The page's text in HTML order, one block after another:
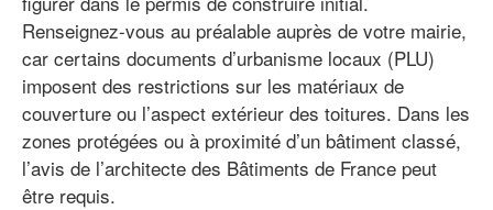
Renseignez-vous au préalable auprès de votre mairie,
car certains documents d’urbanisme locaux (PLU)
imposent des restrictions sur les matériaux de
couverture ou l’aspect extérieur des toitures. Dans les
zones protégées ou à proximité d’un bâtiment classé,
l’avis de l’architecte des Bâtiments de France peut
être requis.